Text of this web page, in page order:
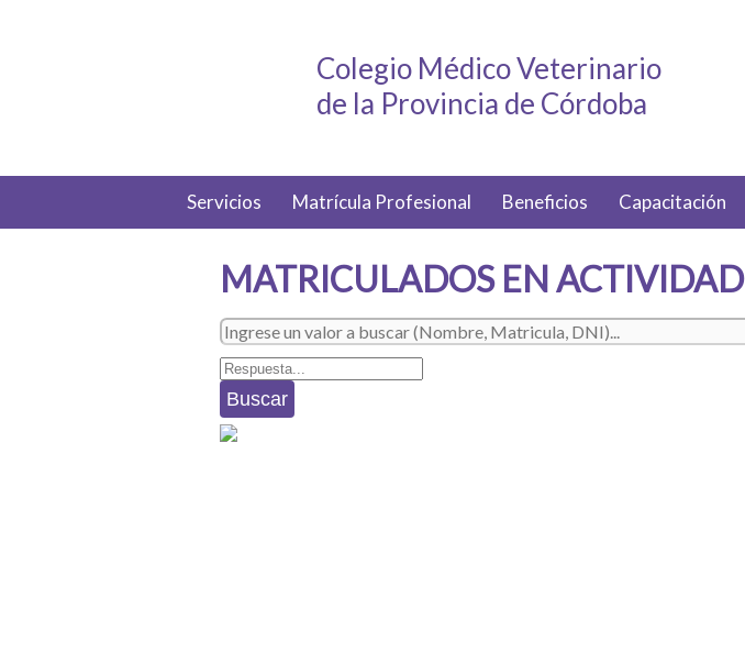
Colegio Médico Veterinario
de la Provincia de Córdoba
Servicios Matrícula Profesional Beneficios Capacitación
MATRICULADOS EN ACTIVIDAD
Buscar